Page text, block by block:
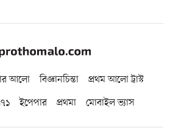
আলো বিজ্ঞানচিন্তা
প্রথম আলো ট্রাস্ট
ইপেপার প্রথমা মোবাইল ভ্যাস